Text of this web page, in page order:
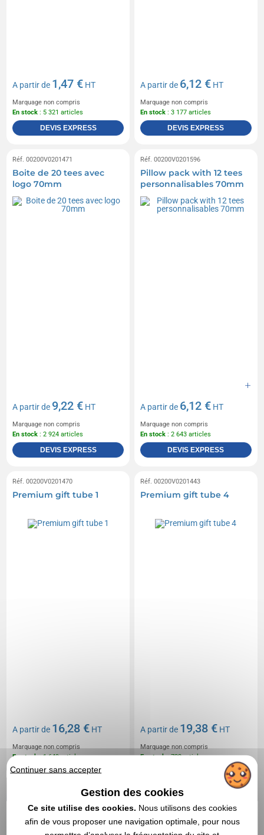
A partir de 1,47 € HT
Marquage non compris
En stock : 5 321 articles
DEVIS EXPRESS
A partir de 6,12 € HT
Marquage non compris
En stock : 3 177 articles
DEVIS EXPRESS
Réf. 00200V0201471
Boite de 20 tees avec
logo 70mm
A partir de 9,22 € HT
Marquage non compris
En stock : 2 924 articles
DEVIS EXPRESS
Réf. 00200V0201596
Pillow pack with 12 tees
personnalisables 70mm
A partir de 6,12 € HT
Marquage non compris
En stock : 2 643 articles
DEVIS EXPRESS
Réf. 00200V0201470
Premium gift tube 1
A partir de 16,28 € HT
Marquage non compris
En stock: 1 649 articles
DEVIS EXPRESS
Réf. 00200V0201443
Premium gift tube 4
A partir de 19,38 € HT
Marquage non compris
En stock: 722 articles
DEVIS EXPRESS
Réf. 00200V0201450
Polybag with 20 tees
promotionnels 70mm
Continuer sans accepter
Gestion des cookies
Ce site utilise des cookies. Nous utilisons des cookies
afin de vous proposer une navigation optimale, pour nous